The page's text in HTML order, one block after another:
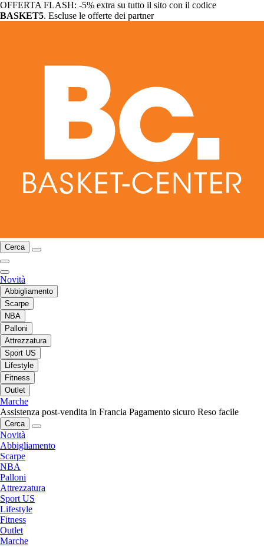
OFFERTA FLASH: -5% extra su tutto il sito con il codice
BASKET5. Escluse le offerte dei partner
Cerca
Novità
Abbigliamento
Scarpe
NBA
Palloni
Attrezzatura
Sport US
Lifestyle
Fitness
Outlet
Marche
Assistenza post-vendita in Francia Pagamento sicuro Reso facile
Cerca
Novità
Abbigliamento
Scarpe
NBA
Palloni
Attrezzatura
Sport US
Lifestyle
Fitness
Outlet
Marche